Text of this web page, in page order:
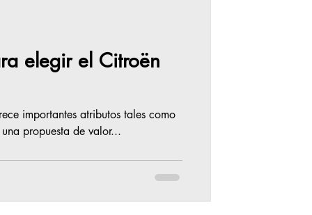
elegir el Citroën
importantes atributos tales como
propuesta de valor...